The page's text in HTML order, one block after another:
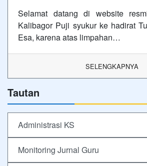
Selamat datang di website
Kalibagor Puji syukur ke hadirat
Esa, karena atas limpahan…
SELENGKAPNYA
Tautan
Administrasi KS
Monitoring Jurnal Guru